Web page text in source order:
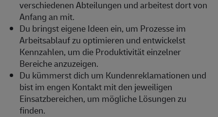
verschiedenen Abteilungen und arbeitest dort von
Anfang an mit.
Du bringst eigene Ideen ein, um Prozesse im
Arbeitsablauf zu optimieren und entwickelst
Kennzahlen, um die Produktivität einzelner
Bereiche anzuzeigen.
Du kümmerst dich um Kundenreklamationen und
bist im engen Kontakt mit den jeweiligen
Einsatzbereichen, um mögliche Lösungen zu
finden.